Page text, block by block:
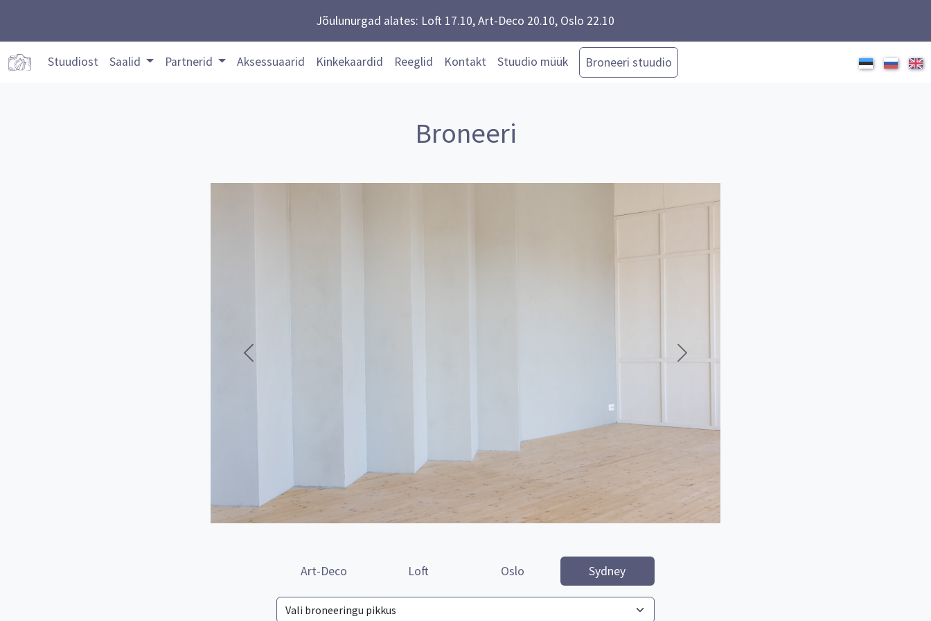
Jõulunurgad alates: Loft 17.10, Art-Deco 20.10, Oslo 22.10
Stuudiost Saalid Partnerid Aksessuaarid Kinkekaardid Reeglid Kontakt Stuudio müük Broneeri stuudio
Broneeri
Eelmine Järgmine
Art-Deco Loft Oslo Sydney